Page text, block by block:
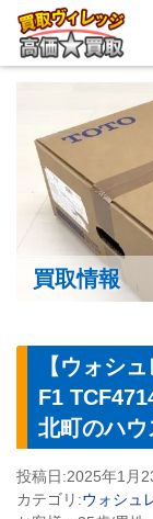
買取情報
【ウォシ
F1
北町のハ
投稿日:2025年1月
カテゴリ:ウォシュ